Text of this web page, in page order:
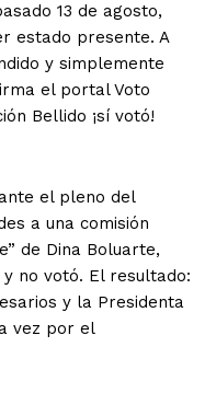
13 de agosto,
estado presente. A
y simplemente
el portal Voto
Bellido ¡sí votó!
el pleno del
a una comisión
de Dina Boluarte,
no votó. El resultado:
y la Presidenta
vez por el